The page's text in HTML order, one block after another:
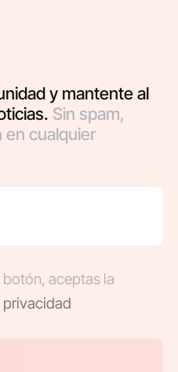
y mantente al
Sin spam,
en cualquier
aceptas la
privacidad